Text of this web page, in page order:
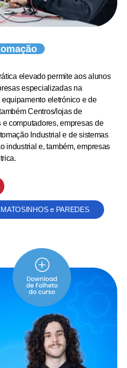
elevado permite aos alunos
especializadas na
eletrónico e de
Centros/lojas de
computadores, empresas de
Industrial e de sistemas
industrial e, também, empresas
e PAREDES